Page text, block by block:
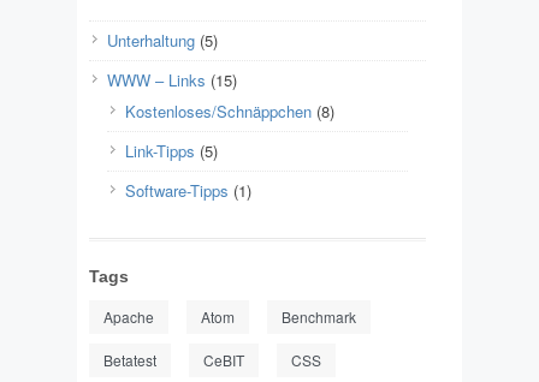
Unterhaltung (5)
WWW – Links (15)
Kostenloses/Schnäppchen (8)
Link-Tipps (5)
Software-Tipps (1)
Tags
Apache Atom Benchmark
Betatest CeBIT CSS